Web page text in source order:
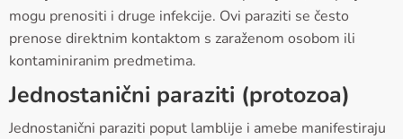
mogu prenositi i druge infekcije. Ovi paraziti se često
prenose direktnim kontaktom s zaraženom osobom ili
kontaminiranim predmetima.
Jednostanični paraziti (protozoa)
Jednostanični paraziti poput lamblije i amebe manifestiraju